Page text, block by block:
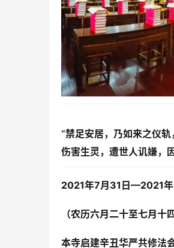
“禁足安居，乃如来之仪
伤害生灵，遭世人讥嫌，
2021年7月31日—2021年
（农历六月二十至七月十四
本寺启建辛丑华严共修法